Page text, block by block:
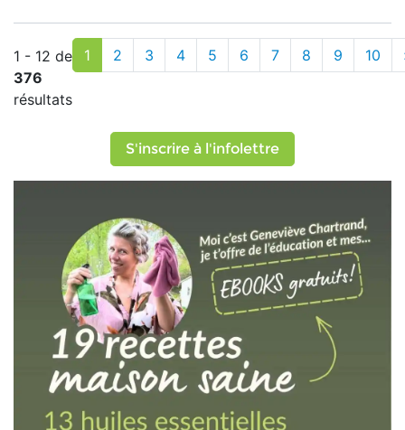
1 - 12 de
376
résultats
1 2 3 4 5 6 7 8 9 10
S'inscrire à l'infolettre